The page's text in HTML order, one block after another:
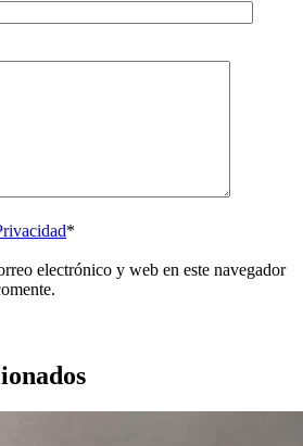
*
electrónico y web en este navegador